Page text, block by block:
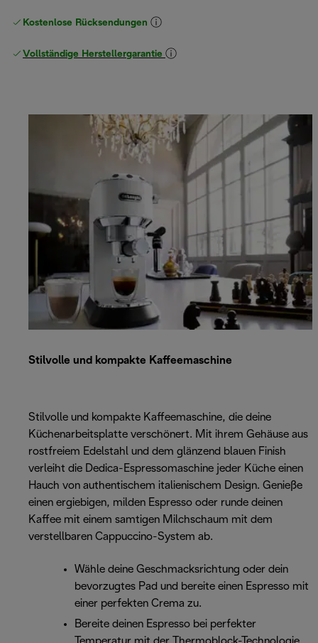
Kostenlose Rücksendungen
Vollständige Herstellergarantie
Stilvolle und kompakte Kaffeemaschine
Stilvolle und kompakte Kaffeemaschine, die deine
Küchenarbeitsplatte verschönert. Mit ihrem Gehäuse aus
rostfreiem Edelstahl und dem glänzend blauen Finish
verleiht die Dedica-Espressomaschine jeder Küche einen
Hauch von authentischem italienischem Design. Genieße
einen ergiebigen, milden Espresso oder runde deinen
Kaffee mit einem samtigen Milchschaum mit dem
verstellbaren Cappuccino-System ab.
Wähle deine Geschmacksrichtung oder dein
bevorzugtes Pad und bereite einen Espresso mit
einer perfekten Crema zu.
Bereite deinen Espresso bei perfekter